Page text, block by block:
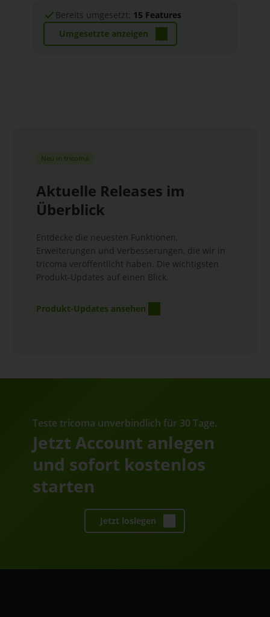
Einen Liquiditätsplan erstellen, der auf den
erfassten Eingangsrechnungen, dem
Bankkontenabgleich, gegebenenfalls dem
Bereits umgesetzt: 15 Features
Umgesetzte anzeigen
Neu in tricoma
Aktuelle Releases im
Überblick
Entdecke die neuesten Funktionen,
Erweiterungen und Verbesserungen, die wir in
tricoma veröffentlicht haben. Die wichtigsten
Produkt-Updates auf einen Blick.
Produkt-Updates ansehen
Teste tricoma unverbindlich für 30 Tage.
Jetzt Account anlegen
und sofort kostenlos
starten
Jetzt loslegen